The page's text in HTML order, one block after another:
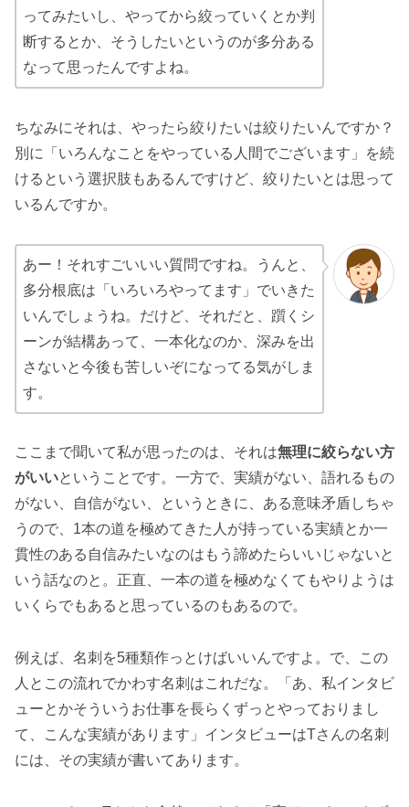
ってみたいし、やってから絞っていくとか判
断するとか、そうしたいというのが多分ある
なって思ったんですよね。
ちなみにそれは、やったら絞りたいは絞りたいんですか？
別に「いろんなことをやっている人間でございます」を続
けるという選択肢もあるんですけど、絞りたいとは思って
いるんですか。
あー！それすごいいい質問ですね。うんと、
多分根底は「いろいろやってます」でいきた
いんでしょうね。だけど、それだと、躓くシ
ーンが結構あって、一本化なのか、深みを出
さないと今後も苦しいぞになってる気がしま
す。
ここまで聞いて私が思ったのは、それは無理に絞らない方
がいいということです。一方で、実績がない、語れるもの
がない、自信がない、というときに、ある意味矛盾しちゃ
うので、1本の道を極めてきた人が持っている実績とか一
貫性のある自信みたいなのはもう諦めたらいいじゃないと
いう話なのと。正直、一本の道を極めなくてもやりようは
いくらでもあると思っているのもあるので。
例えば、名刺を5種類作っとけばいいんですよ。で、この
人とこの流れでかわす名刺はこれだな。「あ、私インタビ
ューとかそういうお仕事を長らくずっとやっておりまし
て、こんな実績があります」インタビューはTさんの名刺
には、その実績が書いてあります。